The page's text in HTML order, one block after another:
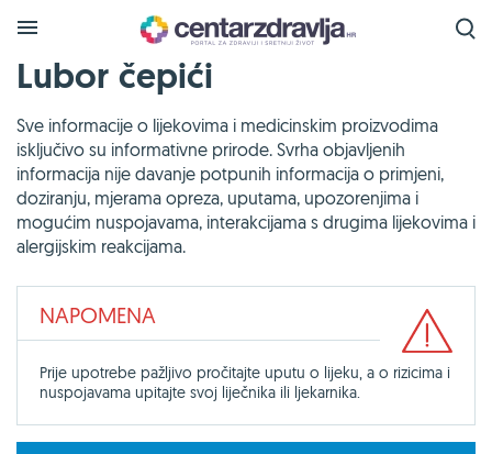
Lubor čepići
Sve informacije o lijekovima i medicinskim proizvodima
isključivo su informativne prirode. Svrha objavljenih
informacija nije davanje potpunih informacija o primjeni,
doziranju, mjerama opreza, uputama, upozorenjima i
mogućim nuspojavama, interakcijama s drugima lijekovima i
alergijskim reakcijama.
NAPOMENA
Prije upotrebe pažljivo pročitajte uputu o lijeku, a o rizicima i
nuspojavama upitajte svoj liječnika ili ljekarnika.